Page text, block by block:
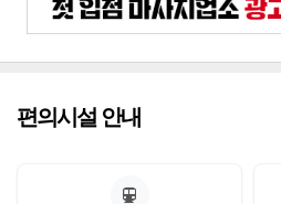
편의시설 안내